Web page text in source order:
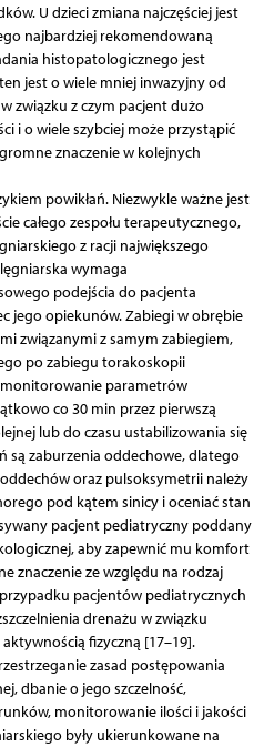
U dzieci zmiana najczęściej jest
najbardziej rekomendowaną
histopatologicznego jest
jest o wiele mniej inwazyjny od
związku z czym pacjent dużo
i o wiele szybciej może przystąpić
znaczenie w kolejnych
powikłań. Niezwykle ważne jest
całego zespołu terapeutycznego,
z racji największego
wymaga
podejścia do pacjenta
jego opiekunów. Zabiegi w obrębie
związanymi z samym zabiegiem,
po zabiegu torakoskopii
parametrów
co 30 min przez pierwszą
lub do czasu ustabilizowania się
są zaburzenia oddechowe, dlatego
oraz pulsoksymetrii należy
pod kątem sinicy i oceniać stan
pacjent pediatryczny poddany
aby zapewnić mu komfort
znaczenie ze względu na rodzaj
pacjentów pediatrycznych
drenażu w związku
fizyczną [17–19].
zasad postępowania
dbanie o jego szczelność,
monitorowanie ilości i jakości
były ukierunkowane na